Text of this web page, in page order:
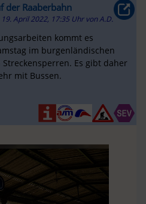
der Raaberbahn
19. April 2022, 17:35 Uhr vonA.D.
kommt es
im burgenländischen
Es gibt daher
mit Bussen.